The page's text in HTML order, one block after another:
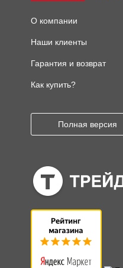
О компании
Наши клиенты
Гарантия и возврат
Как купить?
Полная версия